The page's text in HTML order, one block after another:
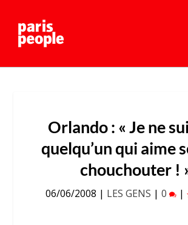
Orlando : « Je ne
quelqu’un qui aime
chouchouter !
06/06/2008 | LES GENS | 0 |